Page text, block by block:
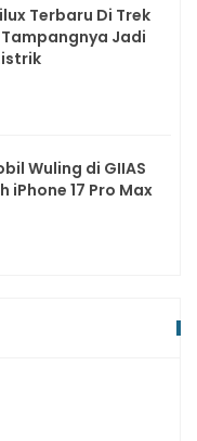
Terbaru Di Trek
Jadi
Wuling di GIIAS
iPhone 17 Pro Max